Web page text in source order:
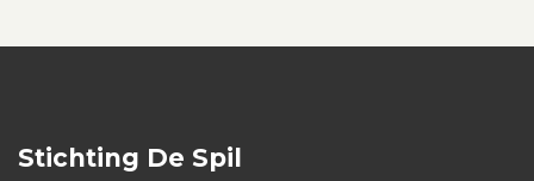
Stichting De Spil